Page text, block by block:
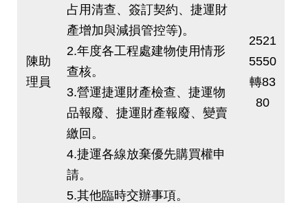
陳助
理員
占用清查、簽訂契約、捷運財
產增加與減損管控等)。
2.年度各工程處建物使用情形
查核。
3.營運捷運財產檢查、捷運物
品報廢、捷運財產報廢、變賣
繳回。
4.捷運各線放棄優先購買權申
請。
5.其他臨時交辦事項。
2521
5550
轉83
80